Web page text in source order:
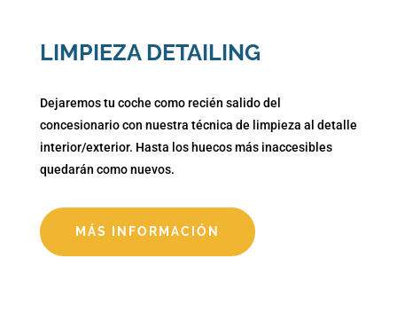
LIMPIEZA DETAILING
Dejaremos tu coche como recién salido del
concesionario con nuestra técnica de limpieza al detalle
interior/exterior. Hasta los huecos más inaccesibles
quedarán como nuevos.
MÁS INFORMACIÓN